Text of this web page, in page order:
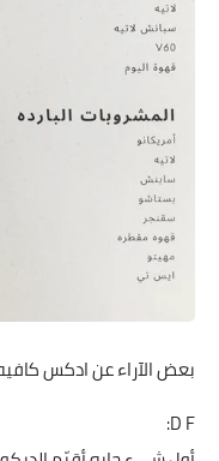
بعض الآراء عن ادكس
D F: